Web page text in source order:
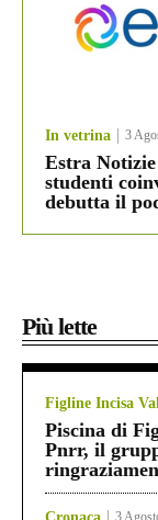
In vetrina 3
Estra
studenti
debutta il
Più lette
Figline Incisa
Piscina di
Pnrr, il